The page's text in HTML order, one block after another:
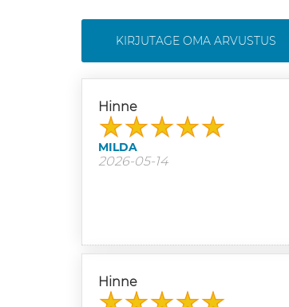
KIRJUTAGE OMA ARVUSTUS
Hinne
MILDA
2026-05-14
Hinne